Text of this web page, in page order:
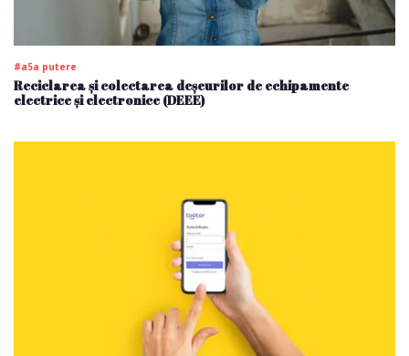
#a5a putere
Reciclarea și colectarea deșeurilor de echipamente
electrice și electronice (DEEE)